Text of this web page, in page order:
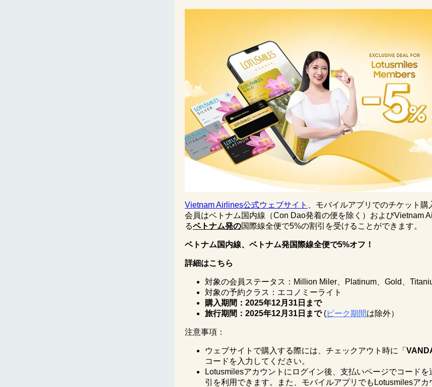
Vietnam Airlines公式ウェブサイト
、モバイルアプリでのチケット
会員はベトナム国内線（Con Dao発着の便を除く）およびVietnam
るベトナム発の国際線全便で5%の割引を受けることができます。
ベトナム国内線、ベトナム発国際線全便で5%オフ！
詳細はこちら
対象の会員ステータス：Million Miler、Platinum、Gold、
対象の予約クラス：エコノミーライト
購入期間： 2025年12月 31 日まで
旅行期間： 2025年12月 31 日まで (ピーク期間は除外）
注意事項：
ウェブサイトで購入する際には、チェックアウト時に「
コードを入力してください。
Lotusmilesアカウントにログイン後、支払いページでコードを
引を利用できます。また、モバイルアプリでもLotusmilesアカ